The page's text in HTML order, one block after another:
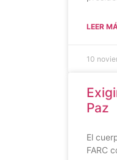
LEER
10
Paz
El
FARC